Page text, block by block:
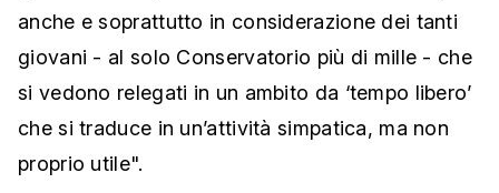
anche e soprattutto in considerazione dei tanti
giovani - al solo Conservatorio più di mille - che
si vedono relegati in un ambito da ‘tempo libero’
che si traduce in un’attività simpatica, ma non
proprio utile".